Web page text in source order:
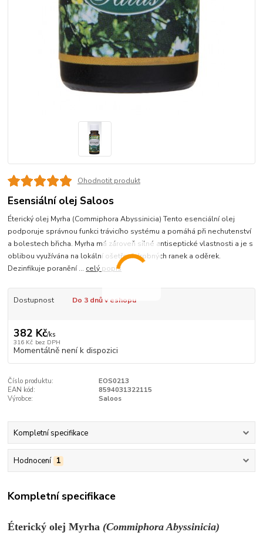
Ohodnotit produkt
Esensiální olej Saloos
Éterický olej Myrha (Commiphora Abyssinicia) Tento esenciální olej
podporuje správnou funkci trávicího systému a pomáhá při nechutenství
a bolestech břicha. Myrha má zároveň silné antiseptické vlastnosti a je s
oblibou využívána na lokální ošetření drobných ranek a oděrek.
Dezinfikuje poranění ... celý popis
Dostupnost Do 3 dnů v eshopu
382 Kč/ks
316 Kč bez DPH
Momentálně není k dispozici
Číslo produktu:
EOS0213
EAN kód:
8594031322115
Výrobce:
Saloos
Kompletní specifikace
Hodnocení 1
Kompletní specifikace
Éterický olej Myrha (Commiphora Abyssinicia)